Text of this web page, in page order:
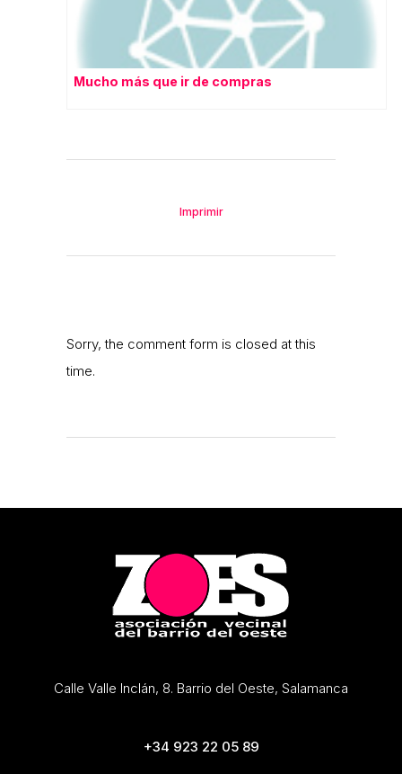
Mucho más que ir de compras
Imprimir
Sorry, the comment form is closed at this
time.
Calle Valle Inclán, 8. Barrio del Oeste, Salamanca
+34 923 22 05 89